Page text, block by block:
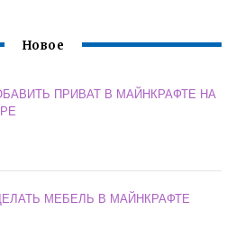
Новое
ПРИВАТ В МАЙНКРАФТЕ НА
МЕБЕЛЬ В МАЙНКРАФТЕ